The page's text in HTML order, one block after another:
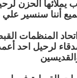
الحزن
أننا سنسير
المنظمات
لرحيل احد